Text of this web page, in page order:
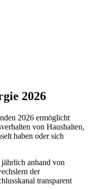
2026
2026 ermöglicht
von Haushalten,
haben oder sich
anhand von
der
transparent